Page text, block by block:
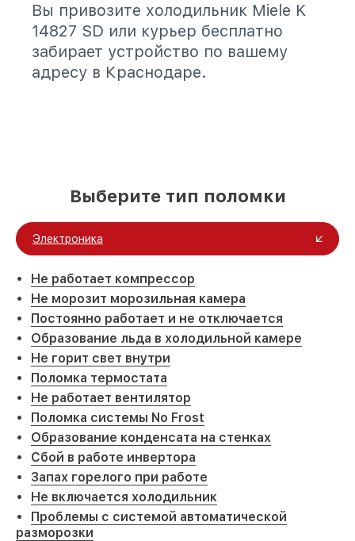
Вы привозите холодильник Miele K
14827 SD или курьер бесплатно
забирает устройство по вашему
адресу в Краснодаре.
Выберите тип поломки
Электроника
Не работает компрессор
Не морозит морозильная камера
Постоянно работает и не отключается
Образование льда в холодильной камере
Не горит свет внутри
Поломка термостата
Не работает вентилятор
Поломка системы No Frost
Образование конденсата на стенках
Сбой в работе инвертора
Запах горелого при работе
Не включается холодильник
Проблемы с системой автоматической
разморозки